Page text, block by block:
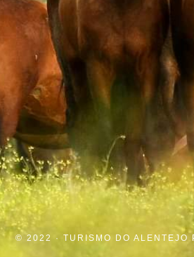
© 2022 · TURISMO DO ALENTEJO